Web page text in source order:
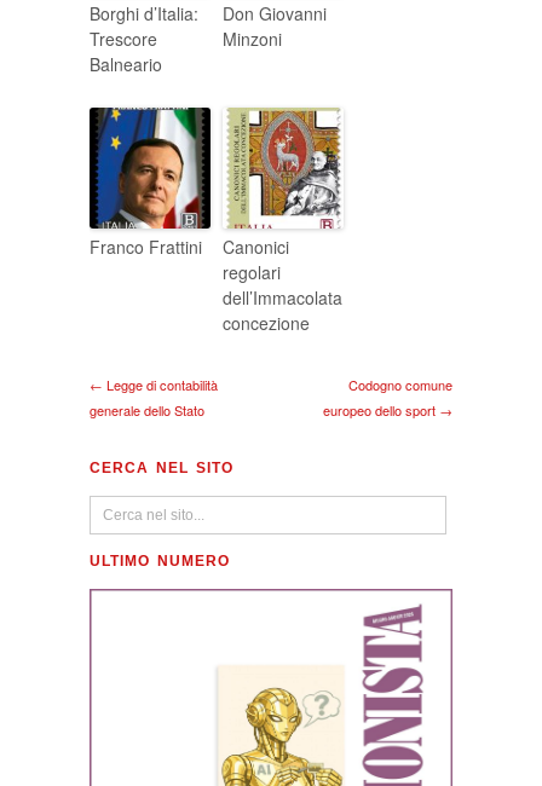
Borghi d’Italia:
Trescore
Balneario
Don Giovanni
Minzoni
Franco Frattini
Canonici
regolari
dell’Immacolata
concezione
← Legge di contabilità
generale dello Stato
Codogno comune
europeo dello sport →
CERCA NEL SITO
ULTIMO NUMERO